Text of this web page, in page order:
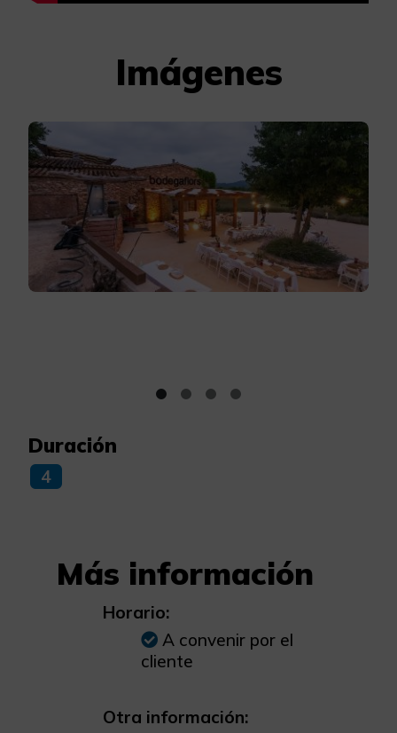
Imágenes
Duración
4
Más información
Horario:
A convenir por el
cliente
Otra información: